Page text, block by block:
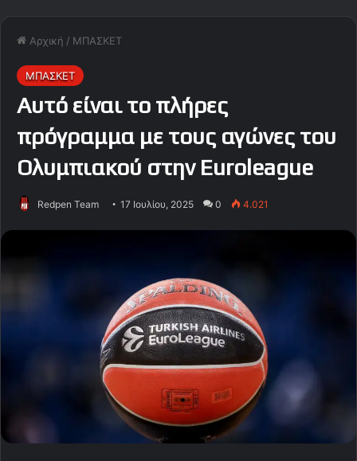
Αρχική / ΜΠΑΣΚΕΤ
ΜΠΑΣΚΕΤ
Αυτό είναι το πλήρες
πρόγραμμα με τους αγώνες του
Ολυμπιακού στην Euroleague
Redpen Team 17 Ιουλίου, 2025 0 4.021